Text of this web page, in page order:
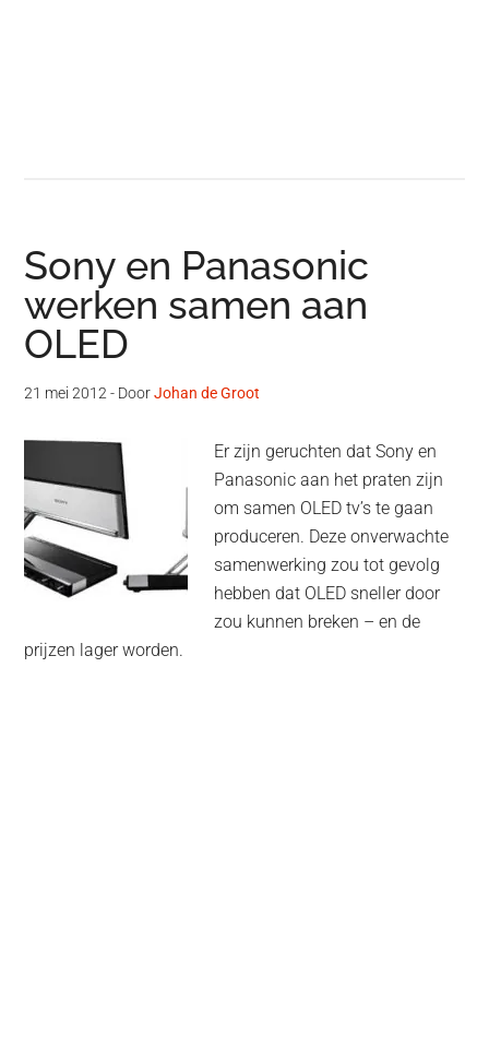
Sony en Panasonic
werken samen aan
OLED
21 mei 2012 - DoorJohan de Groot
Er zijn geruchten dat Sony en
Panasonic aan het praten zijn
om samen OLED tv’s te gaan
produceren. Deze onverwachte
samenwerking zou tot gevolg
hebben dat OLED sneller door
zou kunnen breken – en de
prijzen lager worden.